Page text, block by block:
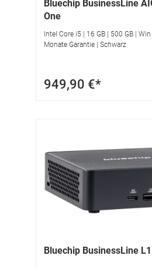
Bluechip BusinessLine
One
Intel Core i5 | 16 GB | 500 GB |
Monate Garantie | Schwarz
949,90 €*
Bluechip BusinessLine